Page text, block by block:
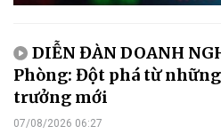
DIỄN ĐÀN DOANH
Phòng: Đột phá từ
trưởng mới
07/08/2026 06:27